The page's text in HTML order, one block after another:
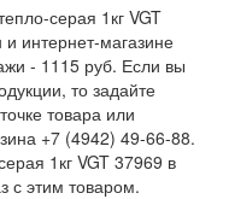
серая 1кг VGT
интернет-магазине
- 1115 руб. Если вы
то задайте
товара или
+7 (4942) 49-66-88.
1кг VGT 37969 в
с этим товаром.